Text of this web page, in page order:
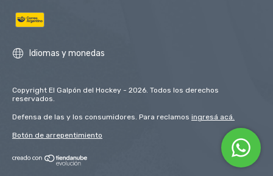
Idiomas y monedas
Copyright El Galpón del Hockey - 2026. Todos los derechos
reservados.
Defensa de las y los consumidores. Para reclamos ingresá acá.
Botón de arrepentimiento